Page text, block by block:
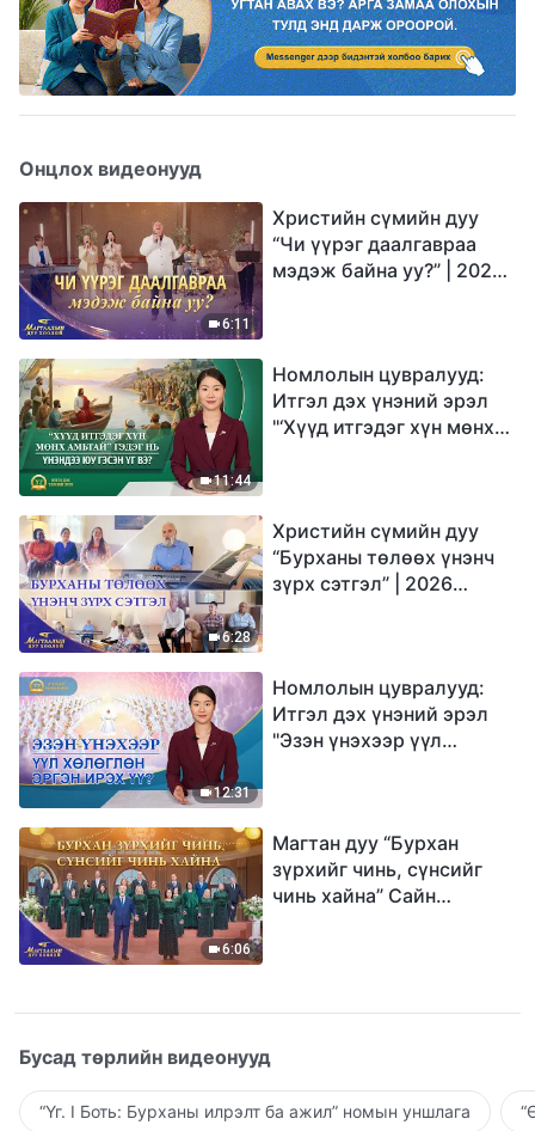
Онцлох видеонууд
6:11
Христийн сүмийн дуу
“Чи үүрэг даалгавраа
мэдэж байна уу?” | 2026
11:44
Номлолын цувралууд:
Итгэл дэх үнэний эрэл
"‘Хүүд итгэдэг хүн мөнх
6:28
Христийн сүмийн дуу
“Бурханы төлөөх үнэнч
зүрх сэтгэл” | 2026
12:31
Номлолын цувралууд:
Итгэл дэх үнэний эрэл
"Эзэн үнэхээр үүл
6:06
Магтан дуу “Бурхан
зүрхийг чинь, сүнсийг
чинь хайна” Сайн
Бусад төрлийн видеонууд
“Үг. I Боть: Бурханы илрэлт ба ажил” номын уншлага